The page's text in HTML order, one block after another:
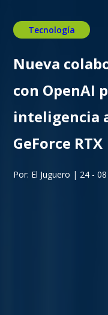
Tecnología
Nueva
con OpenAI
inteligencia
GeForce RTX
Por: El Juguero | 24 -